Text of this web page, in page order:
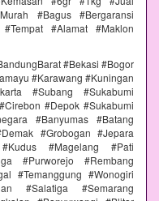
#Bagus #Bergaransi
#Alamat #Maklon
#Bekasi #Bogor
#Karawang #Kuningan
#Subang #Sukabumi
#Depok #Sukabumi
#Banyumas #Batang
#Grobogan #Jepara
#Magelang #Pati
#Purworejo #Rembang
#Temanggung #Wonogiri
#Salatiga #Semarang